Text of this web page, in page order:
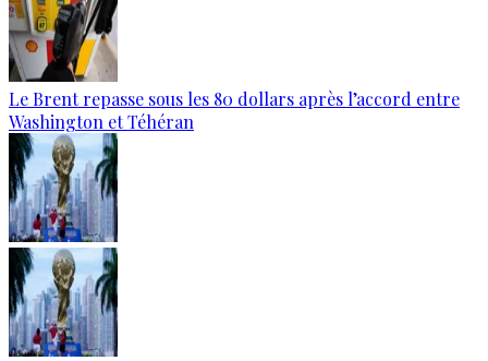
Le Brent repasse sous les 80 dollars après l’accord entre
Washington et Téhéran